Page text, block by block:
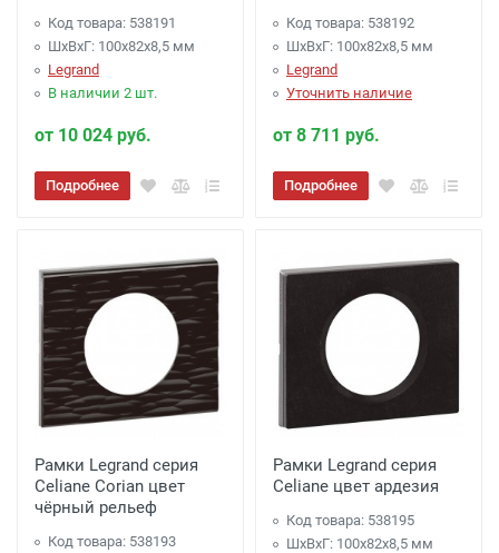
Код товара: 538191
ШхВхГ: 100x82x8,5 мм
Legrand
В наличии 2 шт.
от 10 024 руб.
Подробнее
Код товара: 538192
ШхВхГ: 100x82x8,5 мм
Legrand
Уточнить наличие
от 8 711 руб.
Подробнее
Рамки Legrand серия
Celiane Corian цвет
чёрный рельеф
Код товара: 538193
Рамки Legrand серия
Celiane цвет ардезия
Код товара: 538195
ШхВхГ: 100x82x8,5 мм